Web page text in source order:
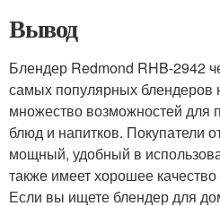
Вывод
Блендер Redmond RHB-2942
самых популярных блендеров
множество возможностей для
блюд и напитков. Покупатели
мощный, удобный в
также имеет хорошее
Если вы ищете блендер для